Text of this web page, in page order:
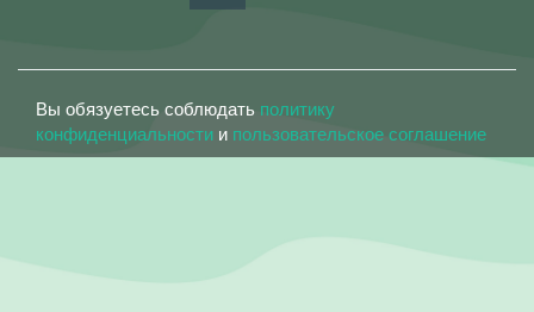
Вы обязуетесь соблюдать политику
конфиденциальности и пользовательское соглашение